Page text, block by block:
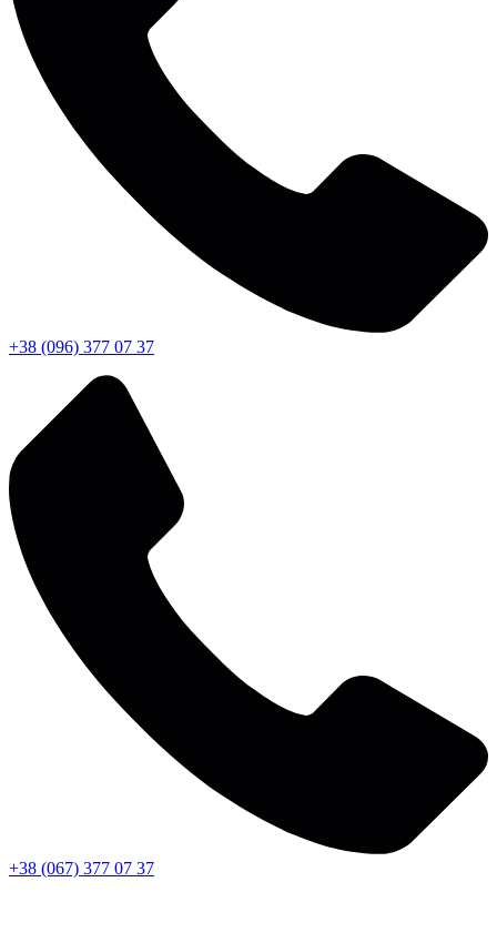
+38 (096) 377 07 37
+38 (067) 377 07 37